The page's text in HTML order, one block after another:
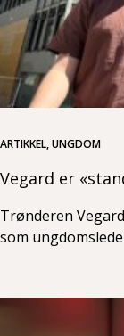
ARTIKKEL, UNGDOM
Vegard er
Trønderen
som